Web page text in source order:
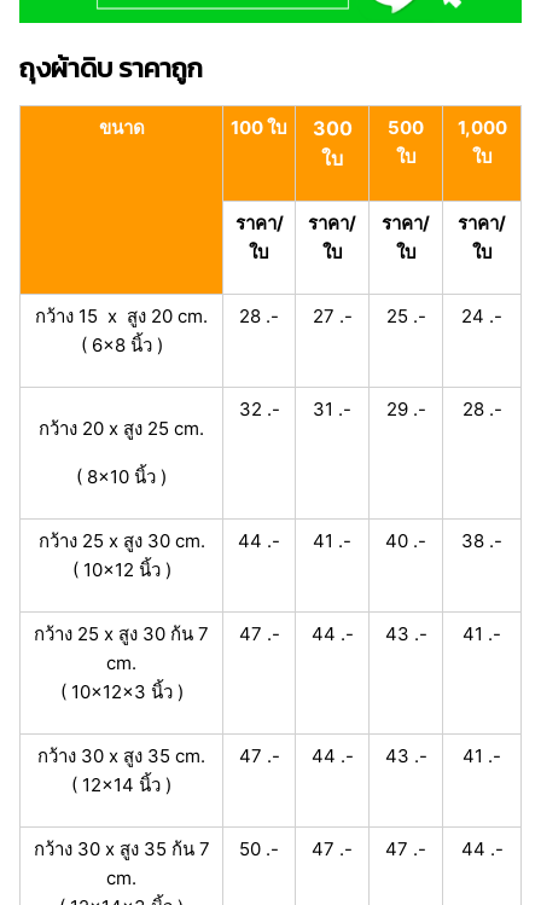
ถุงผ้าดิบ ราคาถูก
ขนาด 100 ใบ
300
ใบ
500
ใบ
1,000
ใบ
ราคา/
ใบ
ราคา/
ใบ
ราคา/
ใบ
ราคา/
ใบ
กว้าง 15 x สูง 20 cm.
( 6x8 นิ้ว )
28 .- 27 .- 25 .- 24 .-
กว้าง 20 x สูง 25 cm.
( 8x10 นิ้ว )
32 .- 31 .- 29 .- 28 .-
กว้าง 25 x สูง 30 cm.
( 10x12 นิ้ว )
44 .- 41 .- 40 .- 38 .-
กว้าง 25 x สูง 30 ก้น 7
cm.
( 10x12x3 นิ้ว )
47 .- 44 .- 43 .- 41 .-
กว้าง 30 x สูง 35 cm.
( 12x14 นิ้ว )
47 .- 44 .- 43 .- 41 .-
กว้าง 30 x สูง 35 ก้น 7
cm.
50 .- 47 .- 47 .- 44 .-